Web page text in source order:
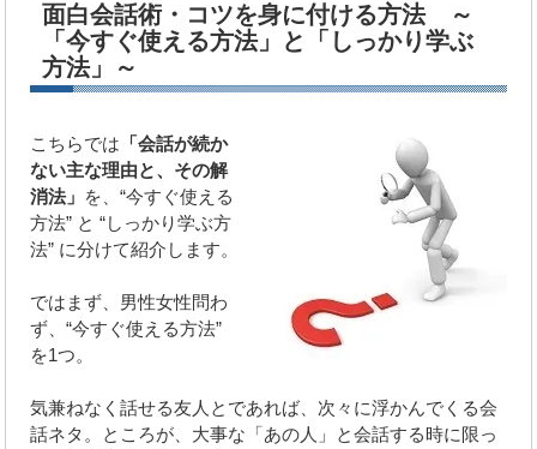
面白会話術・コツを身に付ける方法 ～
「今すぐ使える方法」と「しっかり学ぶ
方法」～
こちらでは 「会話が続か
ない主な理由と、その解
消法」 を、“今すぐ使える
方法” と “しっかり学ぶ方
法” に分けて紹介します。
ではまず、男性女性問わ
ず、“今すぐ使える方法”
を1つ。
気兼ねなく話せる友人とであれば、次々に浮かんでくる会
話ネタ。ところが、大事な「あの人」と会話する時に限っ